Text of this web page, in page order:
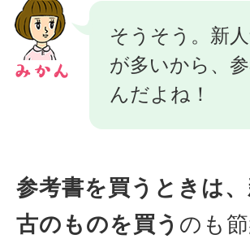
そうそう。新
が多いから、
んだよね！
参考書を買うときは
古のものを買う のも